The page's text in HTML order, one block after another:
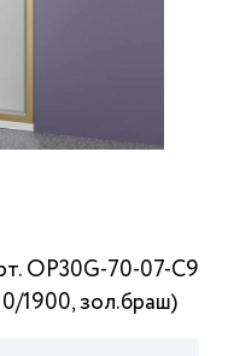
OP30G-70-07-C9
1900, зол.браш)